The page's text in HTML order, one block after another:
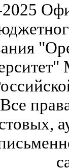
Все